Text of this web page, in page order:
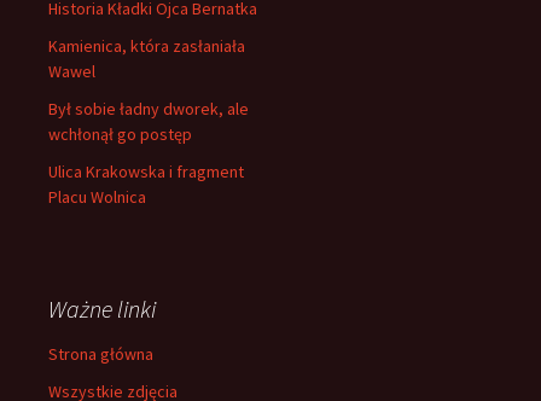
Historia Kładki Ojca Bernatka
Kamienica, która zasłaniała
Wawel
Był sobie ładny dworek, ale
wchłonął go postęp
Ulica Krakowska i fragment
Placu Wolnica
Ważne linki
Strona główna
Wszystkie zdjęcia